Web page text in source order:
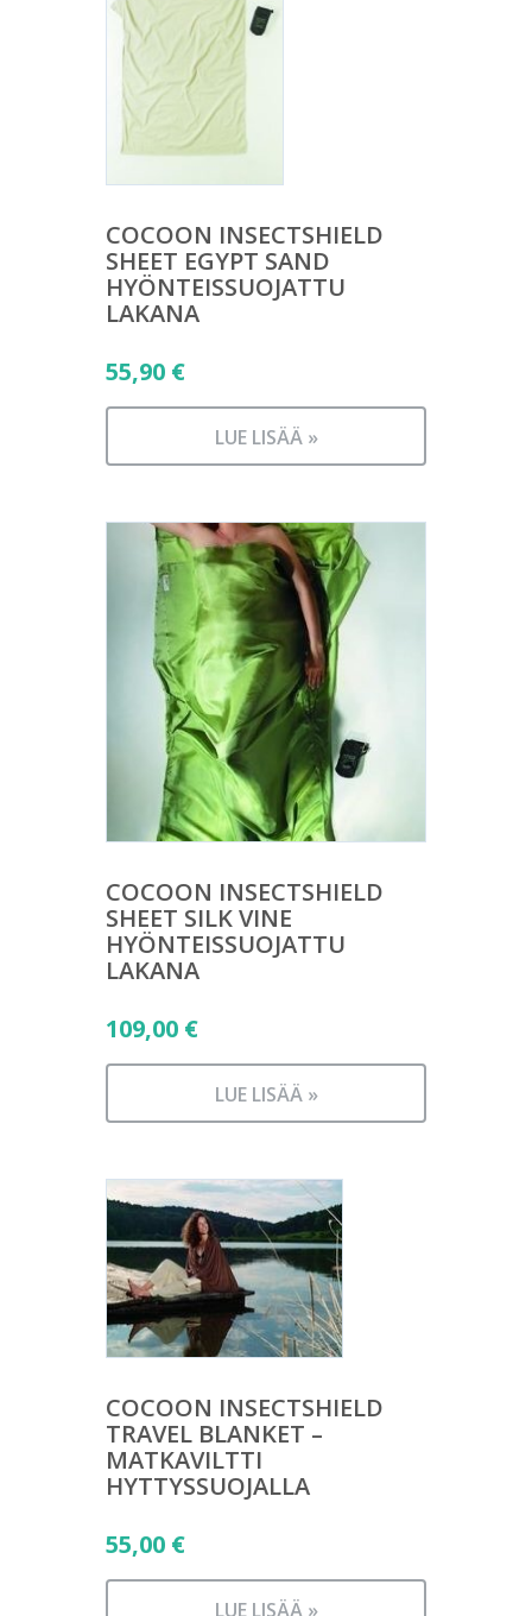
COCOON INSECTSHIELD
SHEET EGYPT SAND
HYÖNTEISSUOJATTU
LAKANA
55,90 €
LUE LISÄÄ »
COCOON INSECTSHIELD
SHEET SILK VINE
HYÖNTEISSUOJATTU
LAKANA
109,00 €
LUE LISÄÄ »
COCOON INSECTSHIELD
TRAVEL BLANKET –
MATKAVILTTI
HYTTYSSUOJALLA
55,00 €
LUE LISÄÄ »